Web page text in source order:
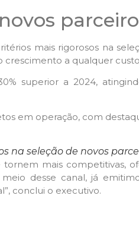
mais rigorosos na
crescimento a qualquer
superior a 2024,
em operação, com
na seleção de novos
tornem mais
desse canal, já
conclui o executivo.